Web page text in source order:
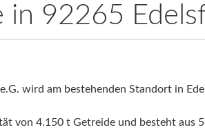
in 92265
wird am bestehenden Standort in
von 4.150 t Getreide und besteht aus